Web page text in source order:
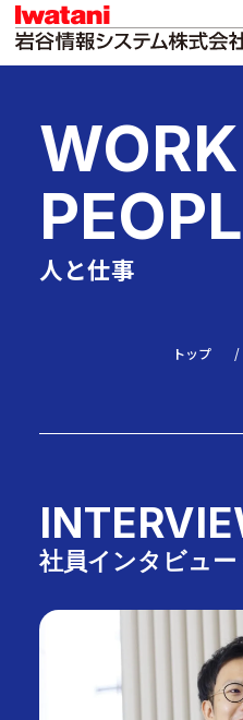
HOME
事業内容
仕事と人
第1事業部副事業部
K.T
I.A
第1事業部 開発部
人と仕事
トップ
社員インタビュー